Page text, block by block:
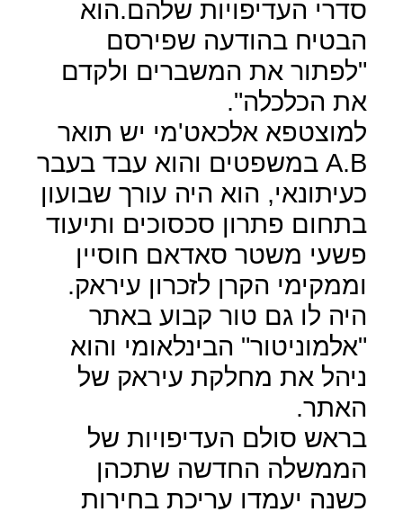
סדרי העדיפויות שלהם.הוא
הבטיח בהודעה שפירסם
"לפתור את המשברים ולקדם
את הכלכלה".
למוצטפא אלכאט'מי יש תואר
B
.
A במשפטים והוא עבד בעבר
כעיתונאי, הוא היה עורך שבועון
בתחום פתרון סכסוכים ותיעוד
פשעי משטר סאדאם חוסיין
וממקימי הקרן לזכרון עיראק.
היה לו גם טור קבוע באתר
"אלמוניטור" הבינלאומי והוא
ניהל את מחלקת עיראק של
האתר.
בראש סולם העדיפויות של
הממשלה החדשה שתכהן
כשנה יעמדו עריכת בחירות